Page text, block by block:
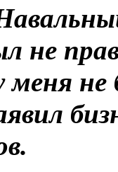
не
меня не